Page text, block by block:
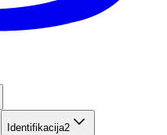
Identifikacija2